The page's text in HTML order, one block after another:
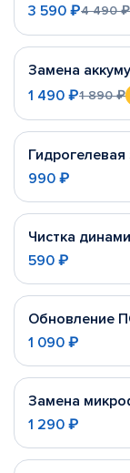
3 590 ₽4 490 ₽
Замена
1 490 ₽1 890 ₽
990 ₽
Чистка
590 ₽
Обновление
1 090 ₽
Замена
1 290 ₽